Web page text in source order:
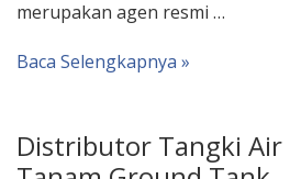
merupakan agen resmi …
Baca Selengkapnya »
Distributor Tangki Air